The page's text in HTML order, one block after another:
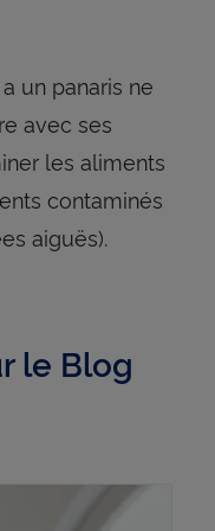
un panaris ne
avec ses
les aliments
contaminés
aiguës).
le Blog